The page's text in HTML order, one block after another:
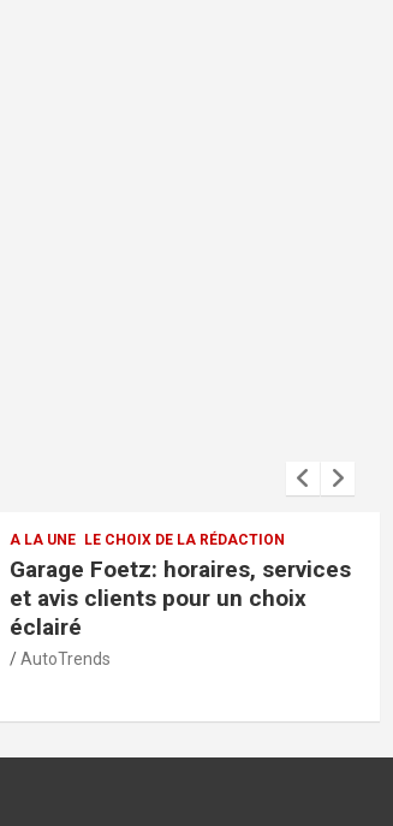
A LA UNE LE CHOIX DE LA RÉDACTION
Voiture d’occasion Volvo
Luxembourg: fiabilité et qualité à
bon prix
AutoTrends